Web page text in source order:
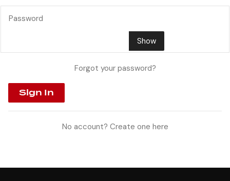
Password
Show
Forgot your password?
Sign In
No account? Create one here